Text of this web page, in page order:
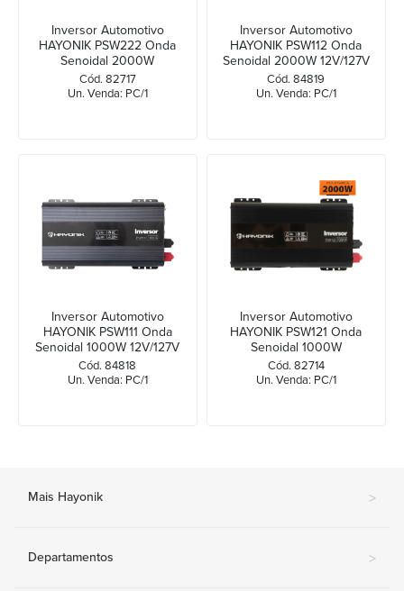
Inversor Automotivo
HAYONIK PSW222 Onda
Senoidal 2000W
24Vdc/220V
Cód. 82717
Un. Venda: PC/1
Inversor Automotivo
HAYONIK PSW112 Onda
Senoidal 2000W 12V/127V
Cód. 84819
Un. Venda: PC/1
Inversor Automotivo
HAYONIK PSW111 Onda
Senoidal 1000W 12V/127V
Cód. 84818
Un. Venda: PC/1
Inversor Automotivo
HAYONIK PSW121 Onda
Senoidal 1000W
12Vdc/220V
Cód. 82714
Un. Venda: PC/1
Mais Hayonik >
Departamentos >